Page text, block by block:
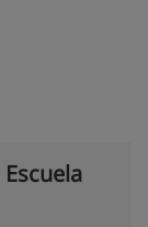
Escuela